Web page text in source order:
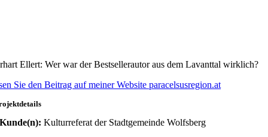
Ellert: Wer war der Bestsellerautor aus dem Lavanttal wirklich?
Sie den Beitrag auf meiner Website paracelsusregion.at
Kunde(n): Kulturreferat der Stadtgemeinde Wolfsberg